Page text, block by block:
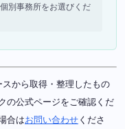
別事務所をお選びくだ
から取得・整理したもの
の公式ページをご確認くだ
合はお問い合わせ くださ